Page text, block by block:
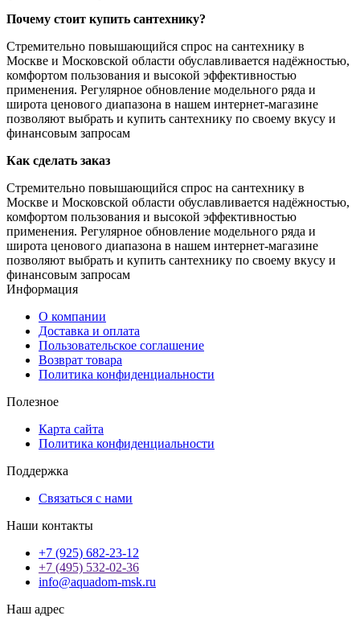
Почему стоит купить сантехнику?
Стремительно повышающийся спрос на сантехнику в
Москве и Московской области обуславливается надёжностью,
комфортом пользования и высокой эффективностью
применения. Регулярное обновление модельного ряда и
широта ценового диапазона в нашем интернет-магазине
позволяют выбрать и купить сантехнику по своему вкусу и
финансовым запросам
Как сделать заказ
Стремительно повышающийся спрос на сантехнику в
Москве и Московской области обуславливается надёжностью,
комфортом пользования и высокой эффективностью
применения. Регулярное обновление модельного ряда и
широта ценового диапазона в нашем интернет-магазине
позволяют выбрать и купить сантехнику по своему вкусу и
финансовым запросам
Информация
О компании
Доставка и оплата
Пользовательское соглашение
Возврат товара
Политика конфиденциальности
Полезное
Карта сайта
Политика конфиденциальности
Поддержка
Связаться с нами
Наши контакты
+7 (925) 682-23-12
+7 (495) 532-02-36
info@aquadom-msk.ru
Наш адрес